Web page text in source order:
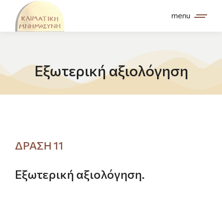
menu
Εξωτερική αξιολόγηση
ΔΡΑΣΗ 11
Εξωτερική αξιολόγηση.